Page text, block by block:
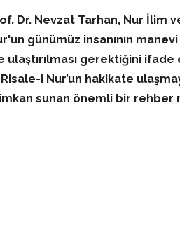
Dr. Nevzat Tarhan, Nur İlim
günümüz insanının
gerektiğini
i Nur’un hakikate
sunan önemli bir rehber